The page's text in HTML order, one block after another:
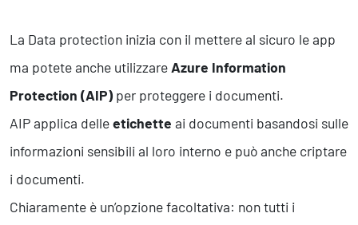
La Data protection inizia con il mettere al sicuro le app
ma potete anche utilizzare Azure Information
Protection (AIP)per proteggere i documenti.
AIP applica delleetichette ai documenti basandosi sulle
informazioni sensibili al loro interno e può anche criptare
i documenti.
Chiaramente è un’opzione facoltativa: non tutti i